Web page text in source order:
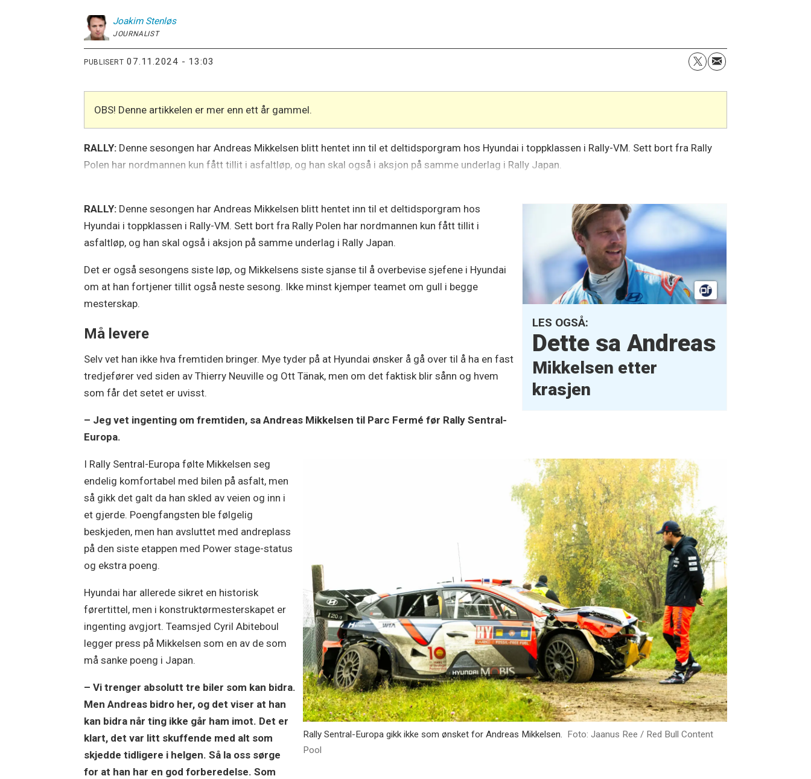
Joakim Stenløs
JOURNALIST
PUBLISERT 07.11.2024 - 13:03
OBS! Denne artikkelen er mer enn ett år gammel.
RALLY: Denne sesongen har Andreas Mikkelsen blitt hentet inn til et deltidsporgram hos Hyundai i toppklassen i Rally-VM. Sett bort fra Rally
Polen har nordmannen kun fått tillit i asfaltløp, og han skal også i aksjon på samme underlag i Rally Japan.
LES OGSÅ:
Dette sa Andreas
Mikkelsen etter
krasjen
RALLY: Denne sesongen har Andreas Mikkelsen blitt hentet inn til et deltidsporgram hos
Hyundai i toppklassen i Rally-VM. Sett bort fra Rally Polen har nordmannen kun fått tillit i
asfaltløp, og han skal også i aksjon på samme underlag i Rally Japan.
Det er også sesongens siste løp, og Mikkelsens siste sjanse til å overbevise sjefene i Hyundai
om at han fortjener tillit også neste sesong. Ikke minst kjemper teamet om gull i begge
mesterskap.
Må levere
Selv vet han ikke hva fremtiden bringer. Mye tyder på at Hyundai ønsker å gå over til å ha en fast
tredjefører ved siden av Thierry Neuville og Ott Tänak, men om det faktisk blir sånn og hvem
som får det setet er uvisst.
– Jeg vet ingenting om fremtiden, sa Andreas Mikkelsen til Parc Fermé før Rally Sentral-
Europa.
Rally Sentral-Europa gikk ikke som ønsket for Andreas Mikkelsen. Foto: Jaanus Ree / Red Bull Content
Pool
I Rally Sentral-Europa følte Mikkelsen seg
endelig komfortabel med bilen på asfalt, men
så gikk det galt da han skled av veien og inn i
et gjerde. Poengfangsten ble følgelig
beskjeden, men han avsluttet med andreplass
på den siste etappen med Power stage-status
og ekstra poeng.
Hyundai har allerede sikret en historisk
førertittel, men i konstruktørmesterskapet er
ingenting avgjort. Teamsjed Cyril Abiteboul
legger press på Mikkelsen som en av de som
må sanke poeng i Japan.
– Vi trenger absolutt tre biler som kan bidra.
Men Andreas bidro her, og det viser at han
kan bidra når ting ikke går ham imot. Det er
klart, det var litt skuffende med alt som
skjedde tidligere i helgen. Så la oss sørge
for at han har en god forberedelse. Som